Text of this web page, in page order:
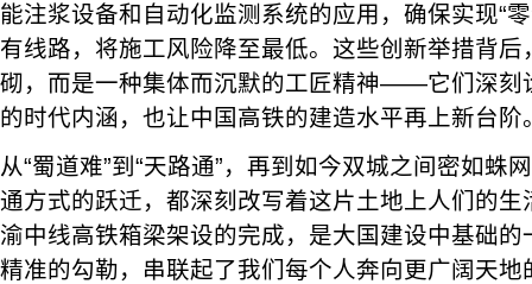
能注浆设备和自动化监测系统的应用，确保实现“
有线路，将施工风险降至最低。这些创新举措背
砌，而是一种集体而沉默的工匠精神——它们深刻
的时代内涵，也让中国高铁的建造水平再上新台阶
从“蜀道难”到“天路通”，再到如今双城之间密如蛛
通方式的跃迁，都深刻改写着这片土地上人们的
渝中线高铁箱梁架设的完成，是大国建设中基础
精准的勾勒，串联起了我们每个人奔向更广阔天